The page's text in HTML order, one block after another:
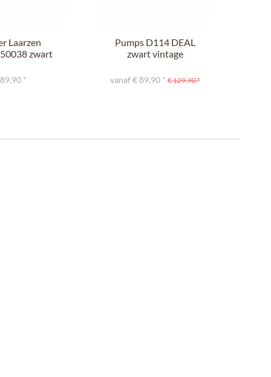
Laarzen
zwart
*
Pumps D114 DEAL
zwart vintage
vanaf € 89,90 * € 129,90 *